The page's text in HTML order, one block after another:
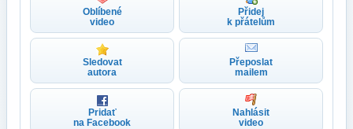
Oblíbené
video
Přidej
k přátelům
Sledovat
autora
Přeposlat
mailem
Pridať
na Facebook
Nahlásit
video